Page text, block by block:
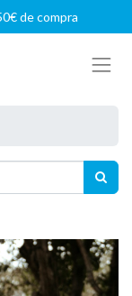
de compra